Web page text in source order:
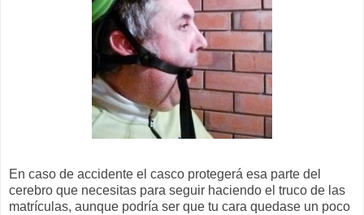
En caso de accidente el casco protegerá esa parte del
cerebro que necesitas para seguir haciendo el truco de las
matrículas, aunque podría ser que tu cara quedase un poco